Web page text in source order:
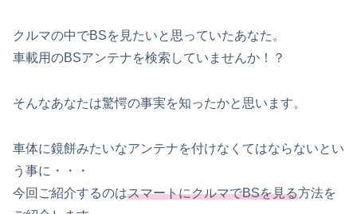
クルマの中でBSを見たいと思っていたあなた。
車載用のBSアンテナを検索していませんか！？
そんなあなたは驚愕の事実を知ったかと思います。
車体に鏡餅みたいなアンテナを付けなくてはならないとい
う事に・・・
今回ご紹介するのはスマートにクルマでBSを見る方法を